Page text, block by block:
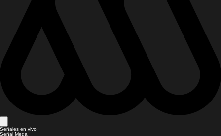
Señales en vivo
Señal Mega